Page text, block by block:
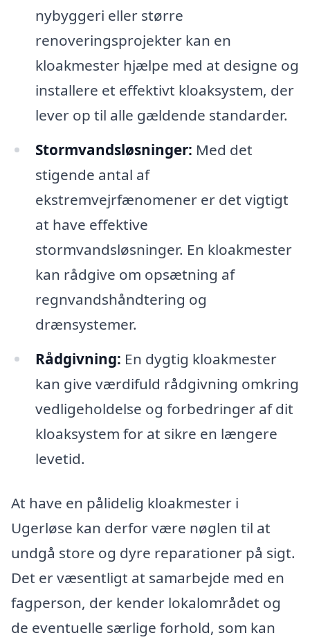
nybyggeri eller større
renoveringsprojekter kan en
kloakmester hjælpe med at designe og
installere et effektivt kloaksystem, der
lever op til alle gældende standarder.
Stormvandsløsninger: Med det
stigende antal af
ekstremvejrfænomener er det vigtigt
at have effektive
stormvandsløsninger. En kloakmester
kan rådgive om opsætning af
regnvandshåndtering og
drænsystemer.
Rådgivning: En dygtig kloakmester
kan give værdifuld rådgivning omkring
vedligeholdelse og forbedringer af dit
kloaksystem for at sikre en længere
levetid.
At have en pålidelig kloakmester i
Ugerløse kan derfor være nøglen til at
undgå store og dyre reparationer på sigt.
Det er væsentligt at samarbejde med en
fagperson, der kender lokalområdet og
de eventuelle særlige forhold, som kan